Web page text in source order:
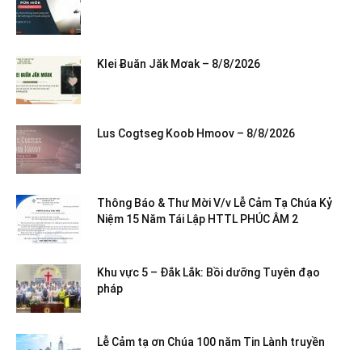
Klei Ƀuăn Jăk Mơak – 8/8/2026
Lus Cogtseg Koob Hmoov – 8/8/2026
Thông Báo & Thư Mời V/v Lễ Cảm Tạ Chúa Kỷ
Niệm 15 Năm Tái Lập HTTL PHÚC ÂM 2
Khu vực 5 – Đắk Lắk: Bồi dưỡng Tuyên đạo
pháp
Lễ Cảm tạ ơn Chúa 100 năm Tin Lành truyền